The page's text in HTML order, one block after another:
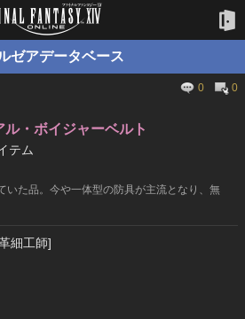
ゼアデータベース
0
0
ル・ボイジャーベルト
テム
いた品。今や一体型の防具が主流となり、無
細工師]